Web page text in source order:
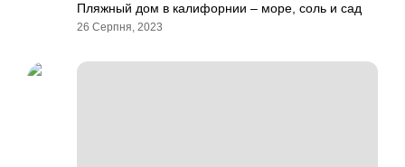
Пляжный дом в калифорнии – море, соль и сад
26 Серпня, 2023